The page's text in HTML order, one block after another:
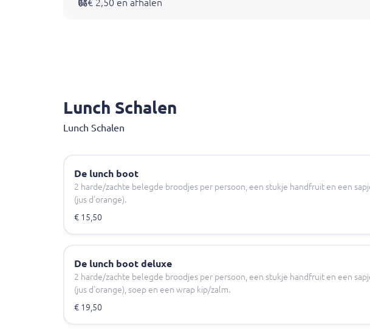
€ 2,50 en afhalen
Lunch Schalen
Lunch Schalen
De lunch boot
2 harde/zachte belegde broodjes per persoon, een stukje handfruit en een
(jus d'orange).
€ 15,50
De lunch boot deluxe
2 harde/zachte belegde broodjes per persoon, een stukje handfruit en een
(jus d'orange), soep en een wrap kip/zalm.
€ 19,50